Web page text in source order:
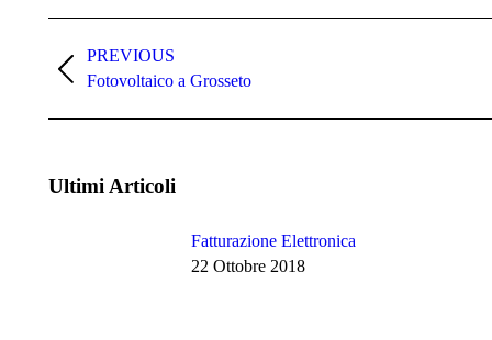
navigation
PREVIOUS
Previous
Fotovoltaico a Grosseto
Ultimi Articoli
Fatturazione Elettronica
22 Ottobre 2018